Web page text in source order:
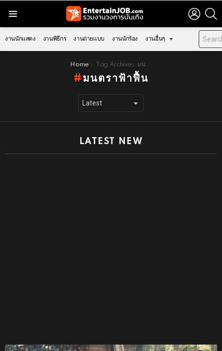
LOGIN
งานนักแสดง งานพิธีกร งานถ่ายแบบ งานนักร้อง งานอื่นๆ
Home Tag Archives: มนตราฟ้าฟื้น
มนตราฟ้าฟื้น
LATEST NEW